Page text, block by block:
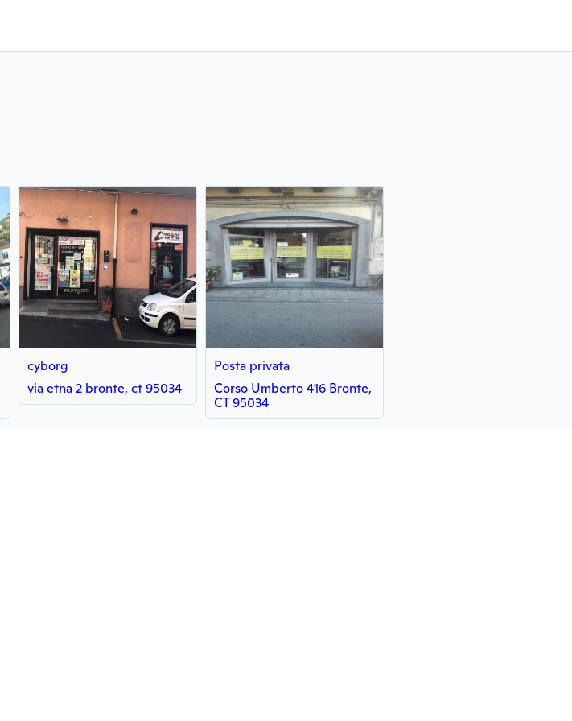
cyborg
via etna 2 bronte, ct 95034
Posta privata
Corso Umberto 416 Bronte,
CT 95034